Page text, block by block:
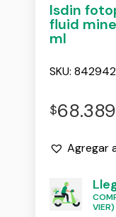
Isdin
fluid
ml
SKU:
$
Agregar
VIER)